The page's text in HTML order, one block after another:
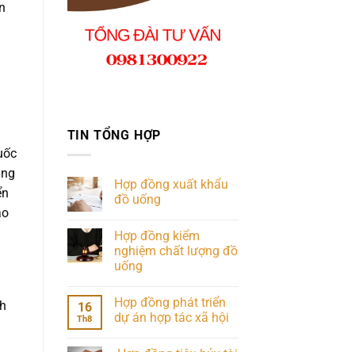
TIN TỔNG HỢP
Hợp đồng xuất khẩu
đồ uống
Hợp đồng kiểm
nghiệm chất lượng đồ
uống
16
Th8
Hợp đồng phát triển
dự án hợp tác xã hội